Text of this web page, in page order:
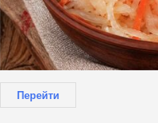
Перейти